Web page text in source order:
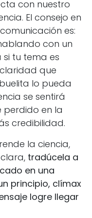
con nuestro
El consejo en
es:
con un
si tu tema es
que
lo pueda
se sentirá
en la
credibilidad.
la ciencia,
tradúcela a
en una
principio, clímax
logre llegar